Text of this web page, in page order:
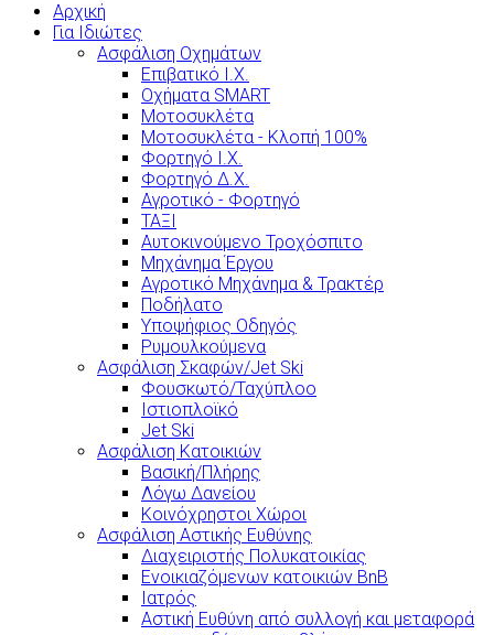
Αρχική
Για Ιδιώτες
Ασφάλιση Οχημάτων
Επιβατικό Ι.Χ.
Οχήματα SMART
Μοτοσυκλέτα
Μοτοσυκλέτα - Κλοπή 100%
Φορτηγό Ι.Χ.
Φορτηγό Δ.Χ.
Αγροτικό - Φορτηγό
ΤΑΞΙ
Αυτοκινούμενο Τροχόσπιτο
Μηχάνημα Έργου
Αγροτικό Μηχάνημα & Τρακτέρ
Ποδήλατο
Υποψήφιος Οδηγός
Ρυμουλκούμενα
Ασφάλιση Σκαφών/Jet Ski
Φουσκωτό/Ταχύπλοο
Ιστιοπλοϊκό
Jet Ski
Ασφάλιση Κατοικιών
Βασική/Πλήρης
Λόγω Δανείου
Κοινόχρηστοι Χώροι
Ασφάλιση Αστικής Ευθύνης
Διαχειριστής Πολυκατοικίας
Ενοικιαζόμενων κατοικιών BnB
Ιατρός
Αστική Ευθύνη από συλλογή και μεταφορά